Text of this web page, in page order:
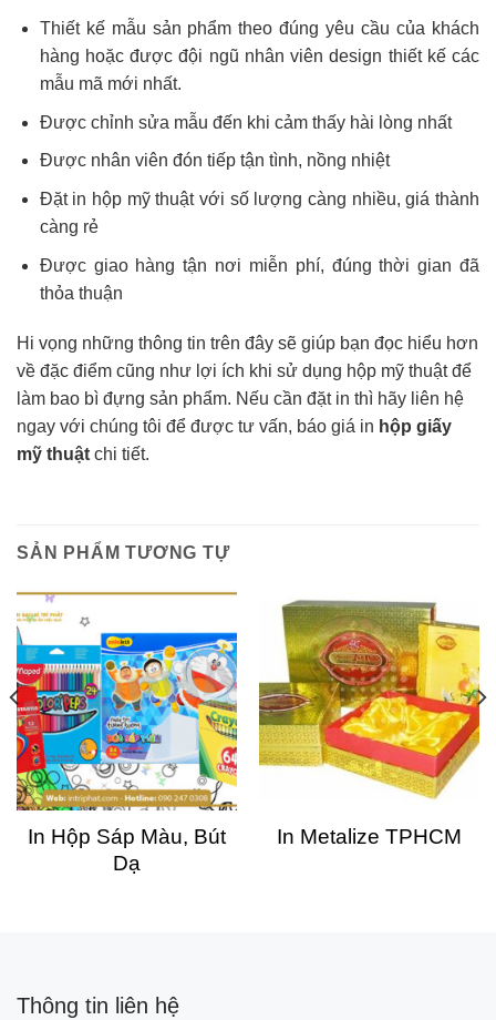
Thiết kế mẫu sản phẩm theo đúng yêu cầu của khách
hàng hoặc được đội ngũ nhân viên design thiết kế các
mẫu mã mới nhất.
Được chỉnh sửa mẫu đến khi cảm thấy hài lòng nhất
Được nhân viên đón tiếp tận tình, nồng nhiệt
Đặt in hộp mỹ thuật với số lượng càng nhiều, giá thành
càng rẻ
Được giao hàng tận nơi miễn phí, đúng thời gian đã
thỏa thuận
Hi vọng những thông tin trên đây sẽ giúp bạn đọc hiểu hơn
về đặc điểm cũng như lợi ích khi sử dụng hộp mỹ thuật để
làm bao bì đựng sản phẩm. Nếu cần đặt in thì hãy liên hệ
ngay với chúng tôi để được tư vấn, báo giá in hộp giấy
mỹ thuật chi tiết.
SẢN PHẨM TƯƠNG TỰ
In Hộp Sáp Màu, Bút
Dạ
In Metalize TPHCM
Thông tin liên hệ